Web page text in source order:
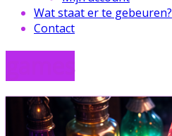
Wat staat er te gebeuren?
Contact